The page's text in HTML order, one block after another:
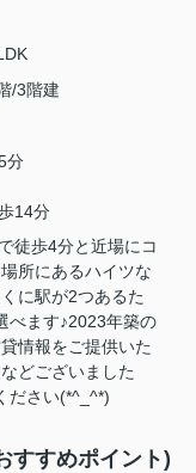
/3階建
分
14分
徒歩4分と近場にコ
所にあるハイツな
に駅が2つあるた
べます♪2023年築の
情報をご提供いた
どございました
ださい(*^_^*)
すすめポイント)